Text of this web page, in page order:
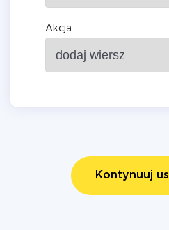
Akcja
Kontynuuj